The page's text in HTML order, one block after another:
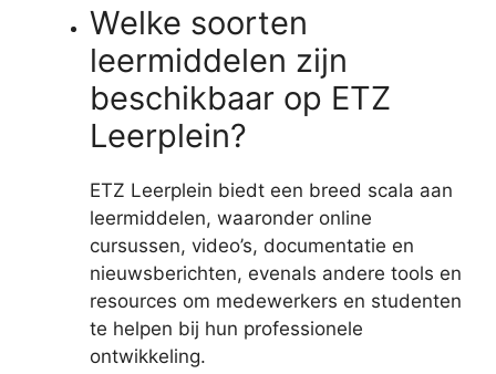
Welke soorten
leermiddelen zijn
beschikbaar op ETZ
Leerplein?
ETZ Leerplein biedt een breed scala aan
leermiddelen, waaronder online
cursussen, video’s, documentatie en
nieuwsberichten, evenals andere tools en
resources om medewerkers en studenten
te helpen bij hun professionele
ontwikkeling.